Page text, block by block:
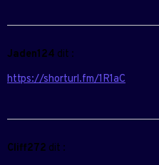
Jaden124 dit :
https://shorturl.fm/1R1aC
Cliff272 dit :